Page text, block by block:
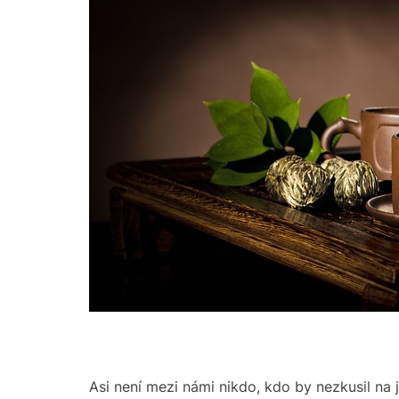
Asi není mezi námi nikdo, kdo by nezkusil